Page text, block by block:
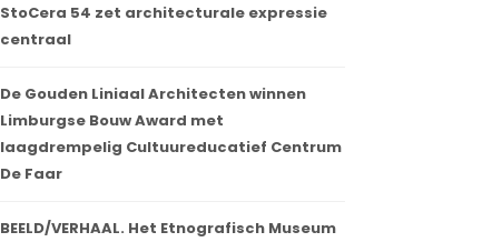
StoCera 54 zet architecturale expressie
centraal
De Gouden Liniaal Architecten winnen
Limburgse Bouw Award met
laagdrempelig Cultuureducatief Centrum
De Faar
BEELD/VERHAAL. Het Etnografisch Museum